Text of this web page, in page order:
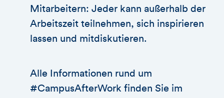
Mitarbeitern: Jeder kann außerhalb der
Arbeitszeit teilnehmen, sich inspirieren
lassen und mitdiskutieren.
Alle Informationen rund um
#CampusAfterWork finden Sie im